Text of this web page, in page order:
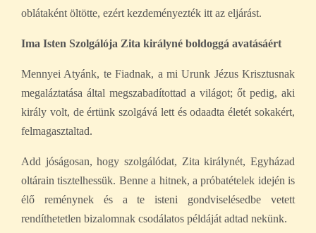
oblátaként öltötte, ezért kezdeményezték itt az eljárást.
Ima Isten Szolgálója Zita királyné boldoggá avatásáért
Mennyei Atyánk, te Fiadnak, a mi Urunk Jézus Krisztusnak
megaláztatása által megszabadítottad a világot; őt pedig, aki
király volt, de értünk szolgává lett és odaadta életét sokakért,
felmagasztaltad.
Add jóságosan, hogy szolgálódat, Zita királynét, Egyházad
oltárain tisztelhessük. Benne a hitnek, a próbatételek idején is
élő reménynek és a te isteni gondviselésedbe vetett
rendíthetetlen bizalomnak csodálatos példáját adtad nekünk.